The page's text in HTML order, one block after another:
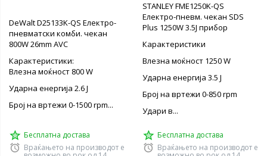
DeWalt D25133K-QS Електро-
пневматски комби. чекан
800W 26mm AVC
Карактеристики:
Влезна моќност 800 W
Ударна енергија 2.6 Ј
Број на вртежи 0-1500 rpm...
Бесплатна достава
Враќањето на производот е
STANLEY FME1250K-QS
Електро-пневм. чекан SDS
Plus 1250W 3.5J прибор
Карактеристики
Влезна моќност 1250 W
Ударна енергија 3.5 Ј
Број на вртежи 0-850 rpm
Удари в...
Бесплатна достава
Враќањето на производот е